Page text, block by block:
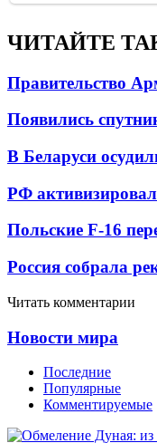
ЧИТАЙТЕ
Правительство
Появились
В Беларуси
РФ
Польские F-16
Россия собрала
Читать комментарии
Новости мира
Последние
Популярные
Комментируемые